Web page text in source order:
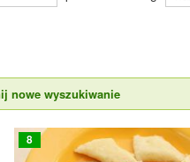
nowe wyszukiwanie
8